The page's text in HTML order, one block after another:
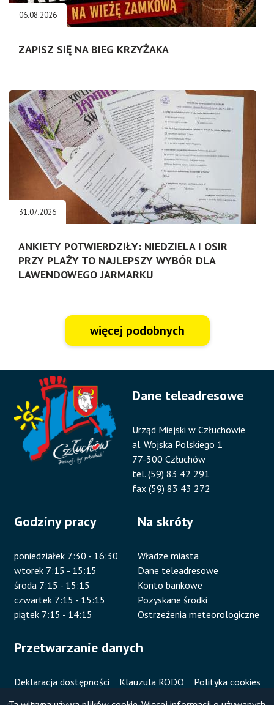
06.08.2026
ZAPISZ SIĘ NA BIEG KRZYŻAKA
31.07.2026
ANKIETY POTWIERDZIŁY: NIEDZIELA I OSIR
PRZY PLAŻY TO NAJLEPSZY WYBÓR DLA
LAWENDOWEGO JARMARKU
więcej podobnych
Dane teleadresowe
Urząd Miejski w Człuchowie
al. Wojska Polskiego 1
77-300 Człuchów
tel. (59) 83 42 291
fax (59) 83 43 272
Godziny pracy
poniedziałek 7:30 - 16:30
wtorek 7:15 - 15:15
środa 7:15 - 15:15
czwartek 7:15 - 15:15
piątek 7:15 - 14:15
Na skróty
Władze miasta
Dane teleadresowe
Konto bankowe
Pozyskane środki
Ostrzeżenia meteorologiczne
Przetwarzanie danych
Deklaracja dostępności Klauzula RODO Polityka cookies